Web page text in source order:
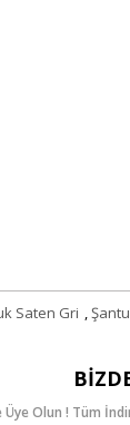
Saten Gri ,
Olun ! Tüm